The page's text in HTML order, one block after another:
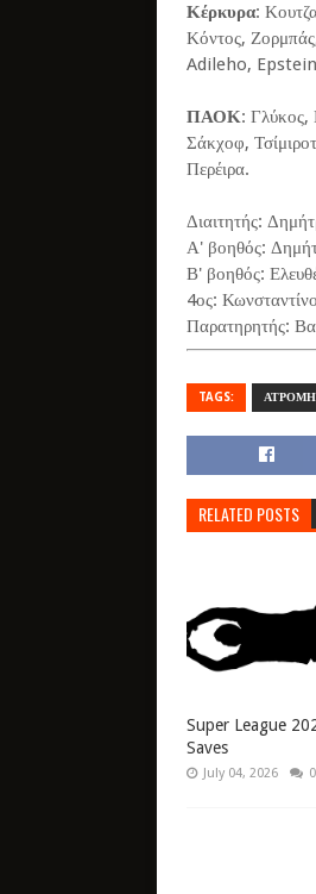
Κέρκυρα:
Κόντος,
Adileho,
ΠΑΟΚ: Γλύκος,
Σάκχοφ,
Περέιρα.
Διαιτητής:
Α' βοηθός:
Β' βοηθός:
4ος:
Παρατηρητής:
TAGS:
RELATED POSTS
Super League
Saves
July 04, 2026 0